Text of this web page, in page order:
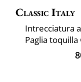
Classic Italy
Intrecciatura
Paglia toquilla